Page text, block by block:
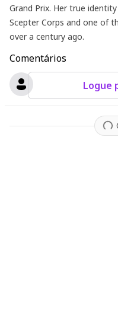
Grand Prix. Her true
Scepter Corps and one of
over a century ago.
Comentários
Logue